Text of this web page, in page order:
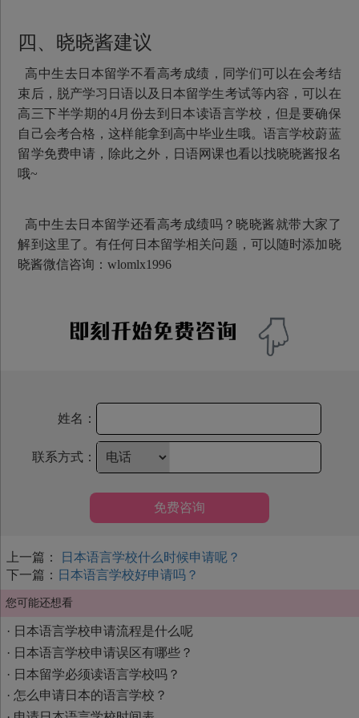
四、晓晓酱建议
高中生去日本留学不看高考成绩，同学们可以在会考结
束后，脱产学习日语以及日本留学生考试等内容，可以在
高三下半学期的4月份去到日本读语言学校，但是要确保
自己会考合格，这样能拿到高中毕业生哦。语言学校蔚蓝
留学免费申请，除此之外，日语网课也看以找晓晓酱报名
哦~
高中生去日本留学还看高考成绩吗？晓晓酱就带大家了
解到这里了。有任何日本留学相关问题，可以随时添加晓
晓酱微信咨询：wlomlx1996
姓名：
联系方式：
免费咨询
上一篇：
日本语言学校什么时候申请呢？
下一篇： 日本语言学校好申请吗？
您可能还想看
· 日本语言学校申请流程是什么呢
· 日本语言学校申请误区有哪些？
· 日本留学必须读语言学校吗？
· 怎么申请日本的语言学校？